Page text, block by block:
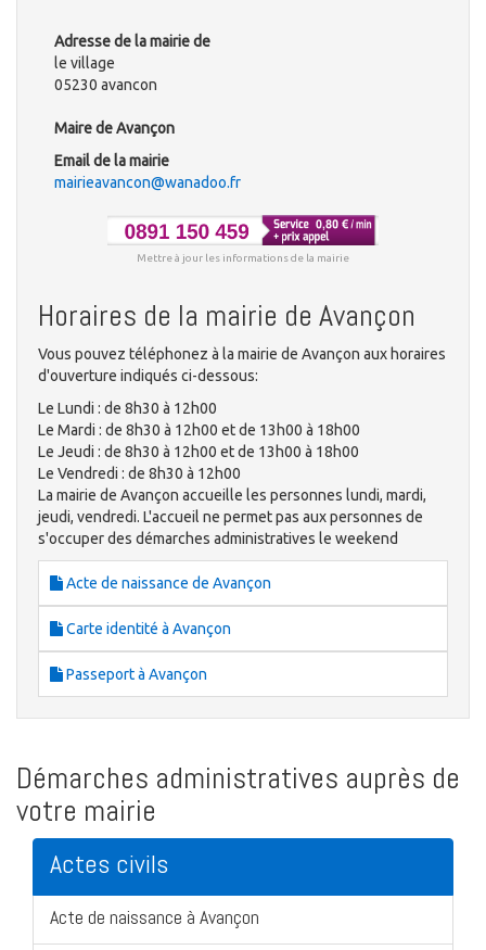
Adresse de la mairie de
le village
05230 avancon
Maire de Avançon
Email de la mairie
mairieavancon@wanadoo.fr
Mettre à jour les informations de la mairie
Horaires de la mairie de Avançon
Vous pouvez téléphonez à la mairie de Avançon aux horaires
d'ouverture indiqués ci-dessous:
Le Lundi : de 8h30 à 12h00
Le Mardi : de 8h30 à 12h00 et de 13h00 à 18h00
Le Jeudi : de 8h30 à 12h00 et de 13h00 à 18h00
Le Vendredi : de 8h30 à 12h00
La mairie de Avançon accueille les personnes lundi, mardi,
jeudi, vendredi. L'accueil ne permet pas aux personnes de
s'occuper des démarches administratives le weekend
Acte de naissance de Avançon
Carte identité à Avançon
Passeport à Avançon
Démarches administratives auprès de
votre mairie
Actes civils
Acte de naissance à Avançon